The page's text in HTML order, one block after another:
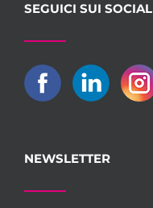
SEGUICI SUI SOCIAL
NEWSLETTER